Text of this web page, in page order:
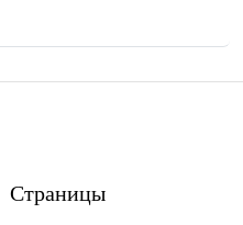
Страницы